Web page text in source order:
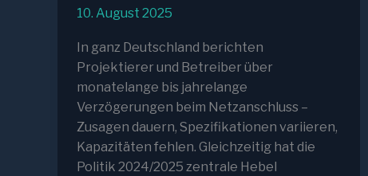
10. August 2025
In ganz Deutschland berichten
Projektierer und Betreiber über
monatelange bis jahrelange
Verzögerungen beim Netzanschluss –
Zusagen dauern, Spezifikationen variieren,
Kapazitäten fehlen. Gleichzeitig hat die
Politik 2024/2025 zentrale Hebel